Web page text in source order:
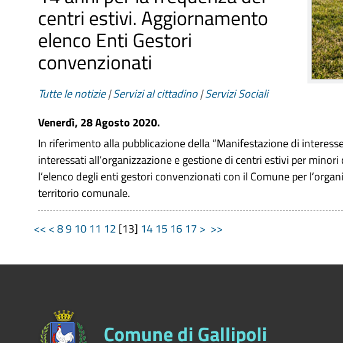
centri estivi. Aggiornamento
elenco Enti Gestori
convenzionati
Tutte le notizie|Servizi al cittadino|Servizi Sociali
Venerdì, 28 Agosto 2020.
In riferimento alla pubblicazione della “Manifestazione di
interessati all’organizzazione e gestione di centri estivi per
l’elenco degli enti gestori convenzionati con il Comune per
territorio comunale.
<< <89 10 11 12 [13] 14 15 16 17 > >>
Comune di Gallipoli